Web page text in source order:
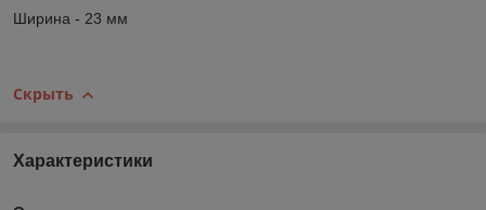
Ширина - 23 мм
Скрыть
Характеристики